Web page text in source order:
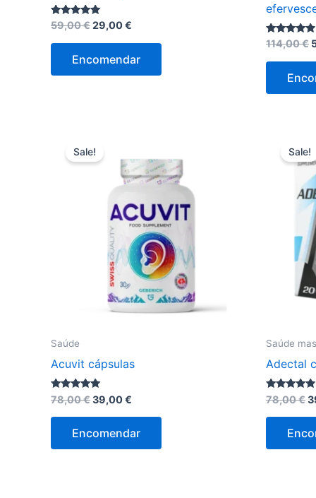
Avaliação
5.00
de 5
59,00€O
era:
59,00 €.
29,00€
é:
29,00 €.
Encomendar
Avaliação
de 5
114,00€
Sale!
Saúde
Acuvit cápsulas
Avaliação
5.00
de 5
78,00€O
era:
78,00 €.
39,00€
é:
39,00 €.
Encomendar
Sale!
Saúde
Adectal
Avaliação
4.63
de 5
78,00€O